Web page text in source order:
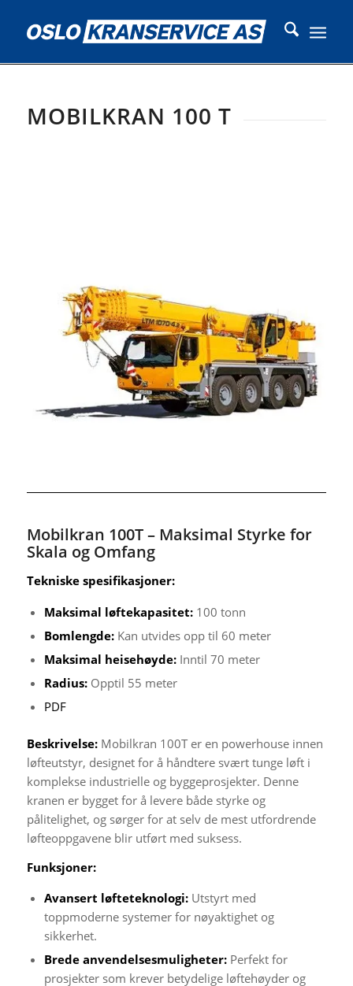
MOBILKRAN 100 T
Mobilkran 100T – Maksimal Styrke for
Skala og Omfang
Tekniske spesifikasjoner:
Maksimal løftekapasitet:100 tonn
Bomlengde:Kan utvides opp til 60 meter
Maksimal heisehøyde:Inntil 70 meter
Radius:Opptil 55 meter
PDF
Beskrivelse:Mobilkran 100T er en powerhouse innen
løfteutstyr, designet for å håndtere svært tunge løft i
komplekse industrielle og byggeprosjekter. Denne
kranen er bygget for å levere både styrke og
pålitelighet, og sørger for at selv de mest utfordrende
løfteoppgavene blir utført med suksess.
Funksjoner:
Avansert løfteteknologi:Utstyrt med
toppmoderne systemer for nøyaktighet og
sikkerhet.
Brede anvendelsesmuligheter:Perfekt for
prosjekter som krever betydelige løftehøyder og